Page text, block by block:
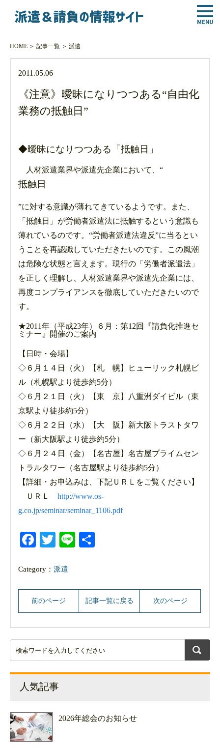
HOME＞ 記事一覧＞ 派遣
2011.05.06
《注意》曖昧になりつつある“自由化
業務の抵触日”
◆曖昧になりつつある「抵触日」
人材派遣業界や派遣先企業において、“
抵触日
”に対する意識が薄れてきているようです。また、
「抵触日」が労働者派遣法に抵触するという意識も
薄れているのです。“労働者派遣法違反”に当るとい
うことを再認識していただきたいのです。この風潮
は危険な状態と言えます。現行の「労働者派遣法」
を正しく理解し、人材派遣業界や派遣先企業には、
再度コンプライアンスを徹底していただきたいので
す。
★2011年（平成23年）６月：第12回『請負化推進セ
ミナー』開催のご案内
【日時・会場】
◇６月１４日（火）【札 幌】ヒューリック札幌ビ
ル（札幌駅より徒歩約5分）
◇６月２１日（火）【東 京】八重洲ダイビル（東
京駅より徒歩約5分）
◇６月２２日（水）【大 阪】新大阪トラストタワ
ー（新大阪駅より徒歩約5分）
◇６月２４日（金）【名古屋】名古屋プライムセン
トラルタワー（名古屋駅より徒歩約5分）
【詳細・お申込みは、下記ＵＲＬをご覧ください】
ＵＲＬhttp://www.os-
g.co.jp/seminar/seminar_1106.pdf
Facebook
Twitter
Line
Category：派遣
前のページ 記事一覧に戻る 次のページ
人気記事
2026年総会のお知らせ